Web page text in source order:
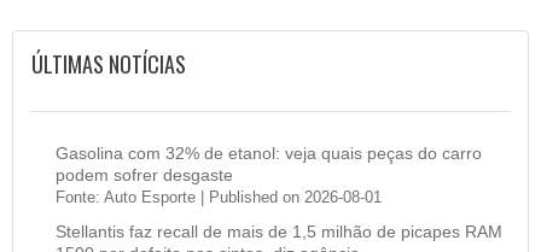
ÚLTIMAS NOTÍCIAS
Gasolina com 32% de etanol: veja quais peças do carro
podem sofrer desgaste
Fonte: Auto Esporte Published on 2026-08-01
Stellantis faz recall de mais de 1,5 milhão de picapes RAM